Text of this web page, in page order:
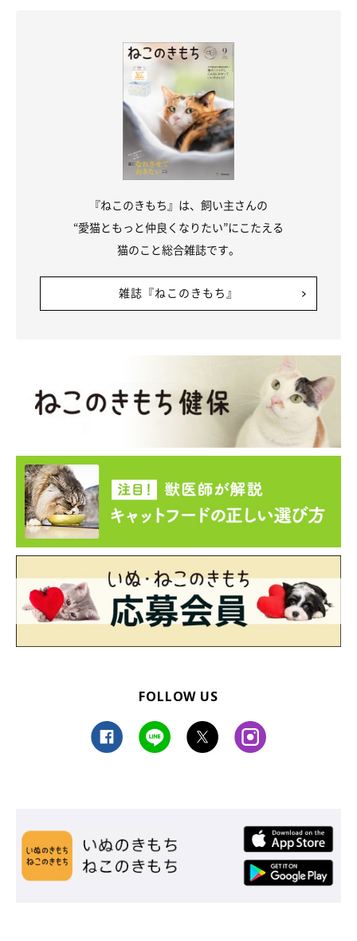
参考／「ねこのきもち」2024年4月号『増やすためにはどうした
らいい？ 猫の毎日をハッピーにする 3つの幸せホルモン』
※写真はスマホアプリ「いぬ・ねこのきもち」で投稿されたもの
『ねこのきもち』は、飼い主さんの
“愛猫ともっと仲良くなりたい”にこたえる
猫のこと総合雑誌です。
雑誌『ねこのきもち』
FOLLOW US